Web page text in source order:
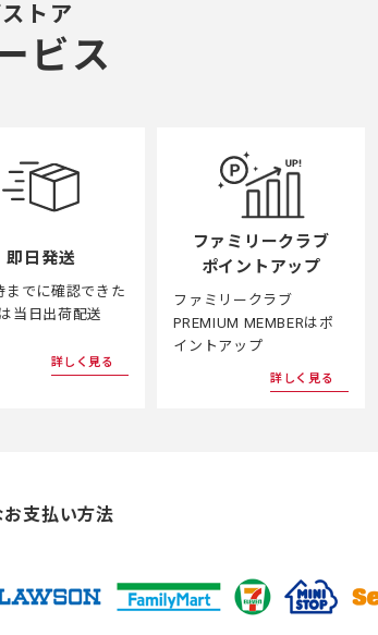
トア
ビス
即日発送
までに確認できた
当日出荷配送
詳しく見る
ファミリークラブ
ポイントアップ
ファミリークラブ
PREMIUM MEMBERはポ
イントアップ
詳しく見る
お支払い方法